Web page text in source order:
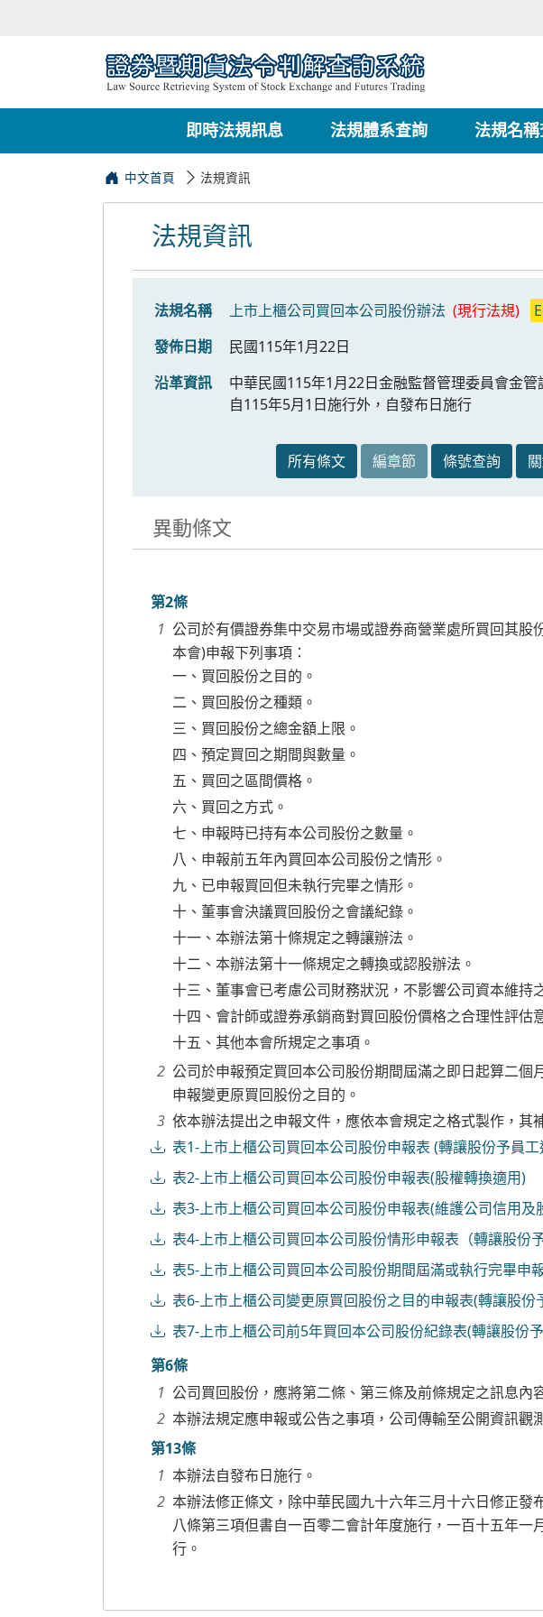
即時法規訊息 法規體系查詢 法規名
中文首頁 法規資訊
法規資訊
法規名稱 上市上櫃公司買回本公司股份辦法 (現行法規)
發佈日期
民國115年1月22日
沿革資訊
中華民國115年1月22日金融監督管理委員會金
自115年5月1日施行外，自發布日施行
所有條文 編章節 條號查詢
異動條文
第2條
公司於有價證券集中交易市場或證券商營業處所買回其
本會)申報下列事項：
一、買回股份之目的。
二、買回股份之種類。
三、買回股份之總金額上限。
四、預定買回之期間與數量。
五、買回之區間價格。
六、買回之方式。
七、申報時已持有本公司股份之數量。
八、申報前五年內買回本公司股份之情形。
九、已申報買回但未執行完畢之情形。
十、董事會決議買回股份之會議紀錄。
十一、本辦法第十條規定之轉讓辦法。
十二、本辦法第十一條規定之轉換或認股辦法。
十三、董事會已考慮公司財務狀況，不影響公司資本維持
十四、會計師或證券承銷商對買回股份價格之合理性評估
十五、其他本會所規定之事項。
公司於申報預定買回本公司股份期間屆滿之即日起算二
申報變更原買回股份之目的。
依本辦法提出之申報文件，應依本會規定之格式製作，其
表1-上市上櫃公司買回本公司股份申報表 (轉讓股份予員
表2-上市上櫃公司買回本公司股份申報表(股權轉換適用)
表3-上市上櫃公司買回本公司股份申報表(維護公司信用及
表4-上市上櫃公司買回本公司股份情形申報表（轉讓股份
表5-上市上櫃公司買回本公司股份期間屆滿或執行完畢
表6-上市上櫃公司變更原買回股份之目的申報表(轉讓股
表7-上市上櫃公司前5年買回本公司股份紀錄表(轉讓股份
第6條
公司買回股份，應將第二條、第三條及前條規定之訊息內
本辦法規定應申報或公告之事項，公司傳輸至公開資訊觀
第13條
本辦法自發布日施行。
本辦法修正條文，除中華民國九十六年三月十六日修正
八條第三項但書自一百零二會計年度施行，一百十五年
行。